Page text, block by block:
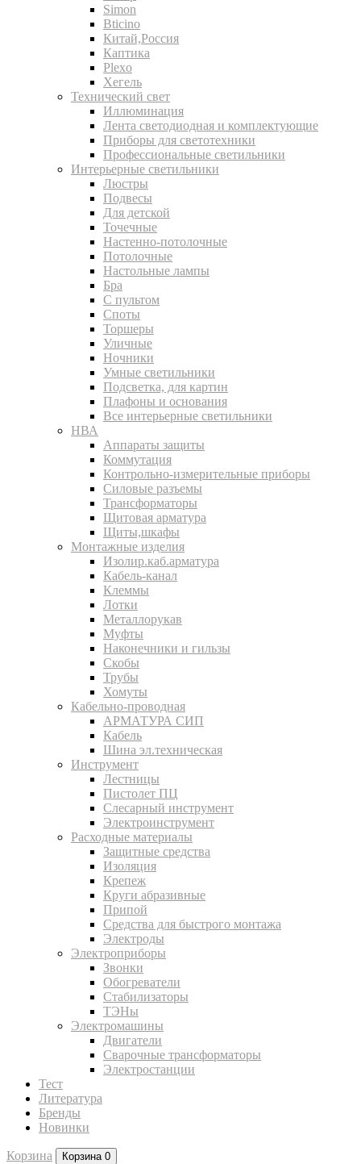
Simon
Bticino
Китай,Россия
Каптика
Plexo
Хегель
Технический свет
Иллюминация
Лента светодиодная и комплектующие
Приборы для светотехники
Профессиональные светильники
Интерьерные светильники
Люстры
Подвесы
Для детской
Точечные
Настенно-потолочные
Потолочные
Настольные лампы
Бра
С пультом
Споты
Торшеры
Уличные
Ночники
Умные светильники
Подсветка, для картин
Плафоны и основания
Все интерьерные светильники
НВА
Аппараты защиты
Коммутация
Контрольно-измерительные приборы
Силовые разъемы
Трансформаторы
Щитовая арматура
Щиты,шкафы
Монтажные изделия
Изолир.каб.арматура
Кабель-канал
Клеммы
Лотки
Металлорукав
Муфты
Наконечники и гильзы
Скобы
Трубы
Хомуты
Кабельно-проводная
АРМАТУРА СИП
Кабель
Шина эл.техническая
Инструмент
Лестницы
Пистолет ПЦ
Слесарный инструмент
Электроинструмент
Расходные материалы
Защитные средства
Изоляция
Крепеж
Круги абразивные
Припой
Средства для быстрого монтажа
Электроды
Электроприборы
Звонки
Обогреватели
Стабилизаторы
ТЭНы
Электромашины
Двигатели
Сварочные трансформаторы
Электростанции
Тест
Литература
Бренды
Новинки
Корзина Корзина 0